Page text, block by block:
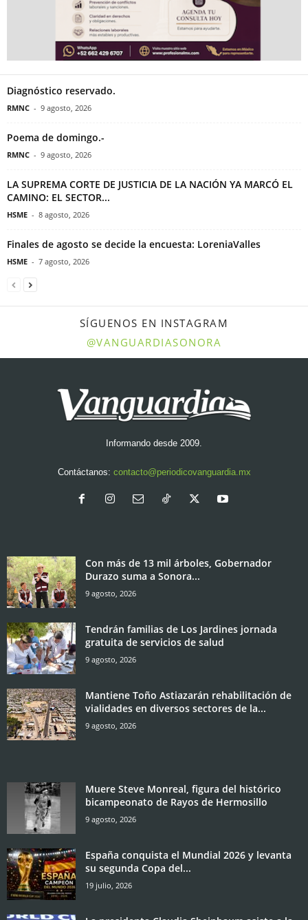
Diagnóstico reservado.
RMNC - 9 agosto, 2026
Poema de domingo.-
RMNC - 9 agosto, 2026
LA SUPREMA CORTE DE JUSTICIA DE LA NACIÓN YA MARCÓ EL
CAMINO: EL SECTOR...
HSME - 8 agosto, 2026
Finales de agosto se decide la encuesta: LoreniaValles
HSME - 7 agosto, 2026
SÍGUENOS EN INSTAGRAM
@VANGUARDIASONORA
Informando desde 2009.
Contáctanos: contacto@periodicovanguardia.mx
Con más de 13 mil árboles, Gobernador
Durazo suma a Sonora...
9 agosto, 2026
Tendrán familias de Los Jardines jornada
gratuita de servicios de salud
9 agosto, 2026
Mantiene Toño Astiazarán rehabilitación de
vialidades en diversos sectores de la...
9 agosto, 2026
Muere Steve Monreal, figura del histórico
bicampeonato de Rayos de Hermosillo
9 agosto, 2026
España conquista el Mundial 2026 y levanta
su segunda Copa del...
19 julio, 2026